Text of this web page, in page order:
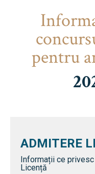
pentru
ADMITERE
Informații ce
Licență